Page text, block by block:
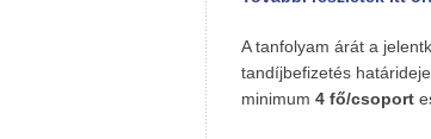
A tanfolyam árát a
tandíjbefizetés
minimum 4 fő/csoport